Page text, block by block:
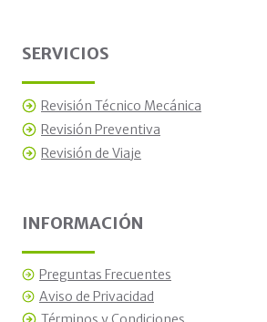
SERVICIOS
Revisión Técnico Mecánica
Revisión Preventiva
Revisión de Viaje
INFORMACIÓN
Preguntas Frecuentes
Aviso de Privacidad